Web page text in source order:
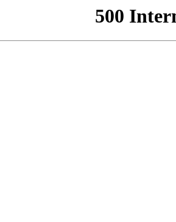
500